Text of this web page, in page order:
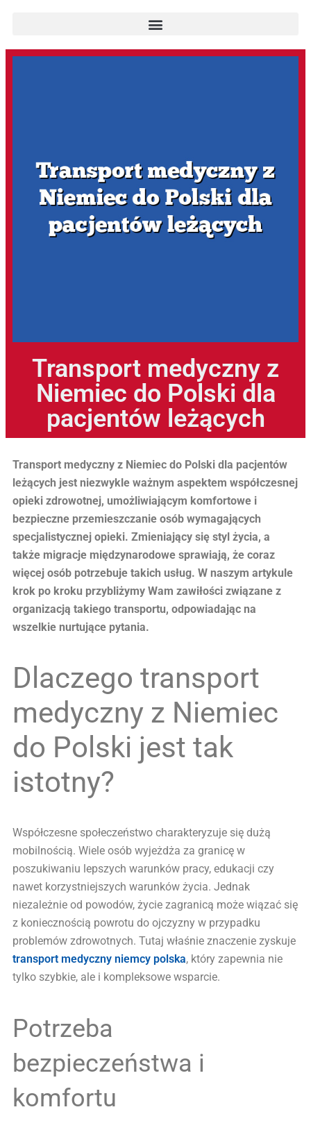
Transport medyczny z
Niemiec do Polski dla
pacjentów leżących
Transport medyczny z Niemiec do Polski dla pacjentów
leżących jest niezwykle ważnym aspektem współczesnej
opieki zdrowotnej, umożliwiającym komfortowe i
bezpieczne przemieszczanie osób wymagających
specjalistycznej opieki. Zmieniający się styl życia, a
także migracje międzynarodowe sprawiają, że coraz
więcej osób potrzebuje takich usług. W naszym artykule
krok po kroku przybliżymy Wam zawiłości związane z
organizacją takiego transportu, odpowiadając na
wszelkie nurtujące pytania.
Dlaczego transport
medyczny z Niemiec
do Polski jest tak
istotny?
Współczesne społeczeństwo charakteryzuje się dużą
mobilnością. Wiele osób wyjeżdża za granicę w
poszukiwaniu lepszych warunków pracy, edukacji czy
nawet korzystniejszych warunków życia. Jednak
niezależnie od powodów, życie zagranicą może wiązać się
z koniecznością powrotu do ojczyzny w przypadku
problemów zdrowotnych. Tutaj właśnie znaczenie zyskuje
transport medyczny niemcy polska, który zapewnia nie
tylko szybkie, ale i kompleksowe wsparcie.
Potrzeba
bezpieczeństwa i
komfortu